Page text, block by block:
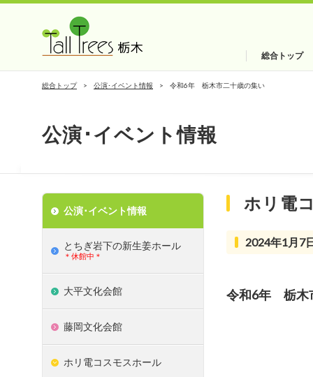
総合トップ
総合トップ 公演･イベント情報 令和6年 栃木市二十歳の集い
公演･イベント情報
ホリ電
2024年1月7
令和6年 栃木
公演･イベント情報
とちぎ岩下の新⽣姜ホール
＊休館中＊
大平文化会館
藤岡文化会館
ホリ電コスモスホール